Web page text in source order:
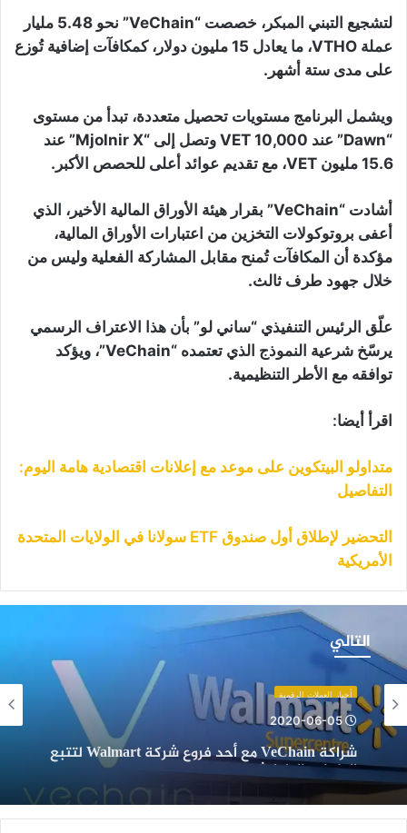
لتشجيع التبني المبكر، خصصت “VeChain” نحو 5.48 مليار
عملة VTHO، ما يعادل 15 مليون دولار، كمكافآت إضافية تُوزع
على مدى ستة أشهر.
ويشمل البرنامج مستويات تحصيل متعددة، تبدأ من مستوى
“Dawn” عند 10,000 VET وتصل إلى “Mjolnir X” عند
15.6 مليون VET، مع تقديم عوائد أعلى للحصص الأكبر.
أشادت “VeChain” بقرار هيئة الأوراق المالية الأخير، الذي
أعفى بروتوكولات التخزين من اعتبارات الأوراق المالية،
مؤكدة أن المكافآت تُمنح مقابل المشاركة الفعلية وليس من
خلال جهود طرف ثالث.
علّق الرئيس التنفيذي “ساني لو” بأن هذا الاعتراف الرسمي
يرسّخ شرعية النموذج الذي تعتمده “VeChain”، ويؤكد
توافقه مع الأطر التنظيمية.
اقرأ أيضا:
متداولو البيتكوين على موعد مع إعلانات اقتصادية هامة اليوم:
التفاصيل
التحضير لإطلاق أول صندوق ETF سولانا في الولايات المتحدة
الأمريكية
التاليVeChain
أحد
فروع
شركة
Walmart
الطعام
بالبلوكشين
أخبار العملات الرقمية
2020-06-05
شراكة VeChain مع أحد فروع شركة Walmart لتتبع
الطعام بالبلوكشين